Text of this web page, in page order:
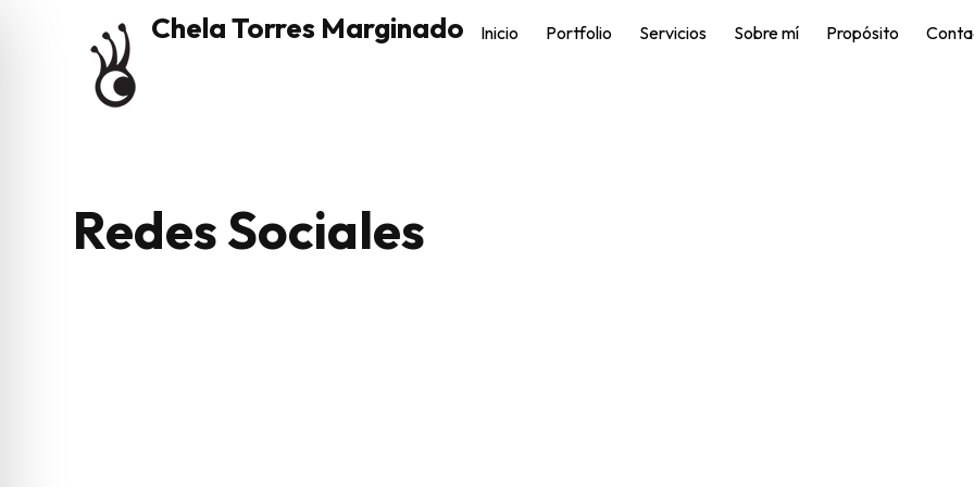
Chela Torres Marginado Inicio Portfolio Servicios Sobre mí Propósito
Redes Sociales